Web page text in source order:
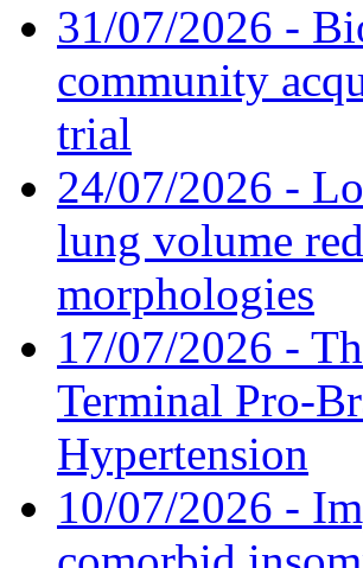
31/07/2026 -
community
trial
24/07/2026 -
lung volume
morphologies
17/07/2026 -
Terminal Pro-
Hypertension
10/07/2026 -